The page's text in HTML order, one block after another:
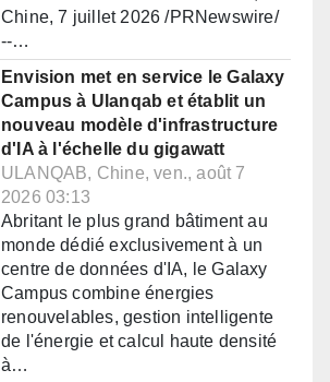
Chine, 7 juillet 2026 /PRNewswire/
--…
Envision met en service le Galaxy
Campus à Ulanqab et établit un
nouveau modèle d'infrastructure
d'IA à l'échelle du gigawatt
ULANQAB, Chine, ven., août 7
2026 03:13
Abritant le plus grand bâtiment au
monde dédié exclusivement à un
centre de données d'IA, le Galaxy
Campus combine énergies
renouvelables, gestion intelligente
de l'énergie et calcul haute densité
à…